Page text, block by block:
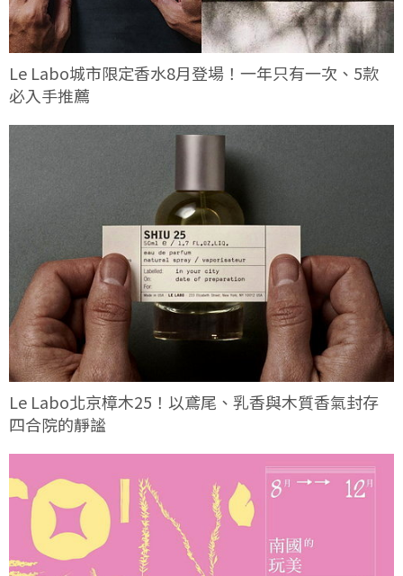
Le Labo城市限定香水8月登場！一年只有一次、5款
必入手推薦
Le Labo北京樟木25！以鳶尾、乳香與木質香氣封存
四合院的靜謐